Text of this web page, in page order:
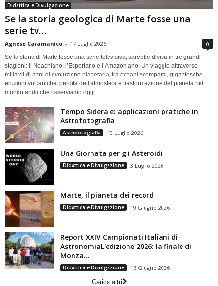
Didattica e Divulgazione
Se la storia geologica di Marte fosse una
serie tv…
Agnese Caramanico - 17 Luglio 2026 0
Se la storia di Marte fosse una serie televisiva, sarebbe divisa in tre grandi
stagioni: il Noachiano, l’Esperiano e l’Amazoniano. Un viaggio attraverso
miliardi di anni di evoluzione planetaria, tra oceani scomparsi, gigantesche
eruzioni vulcaniche, perdita dell’atmosfera e trasformazione del pianeta nel
mondo arido che osserviamo oggi.
Tempo Siderale: applicazioni pratiche in
Astrofotografia
Astrofotografia 10 Luglio 2026
Una Giornata per gli Asteroidi
Didattica e Divulgazione 3 Luglio 2026
Marte, il pianeta dei record
Didattica e Divulgazione 19 Giugno 2026
Report XXIV Campionati Italiani di
AstronomiaL'edizione 2026: la finale di
Monza...
Didattica e Divulgazione
16 Giugno 2026
Carica altri